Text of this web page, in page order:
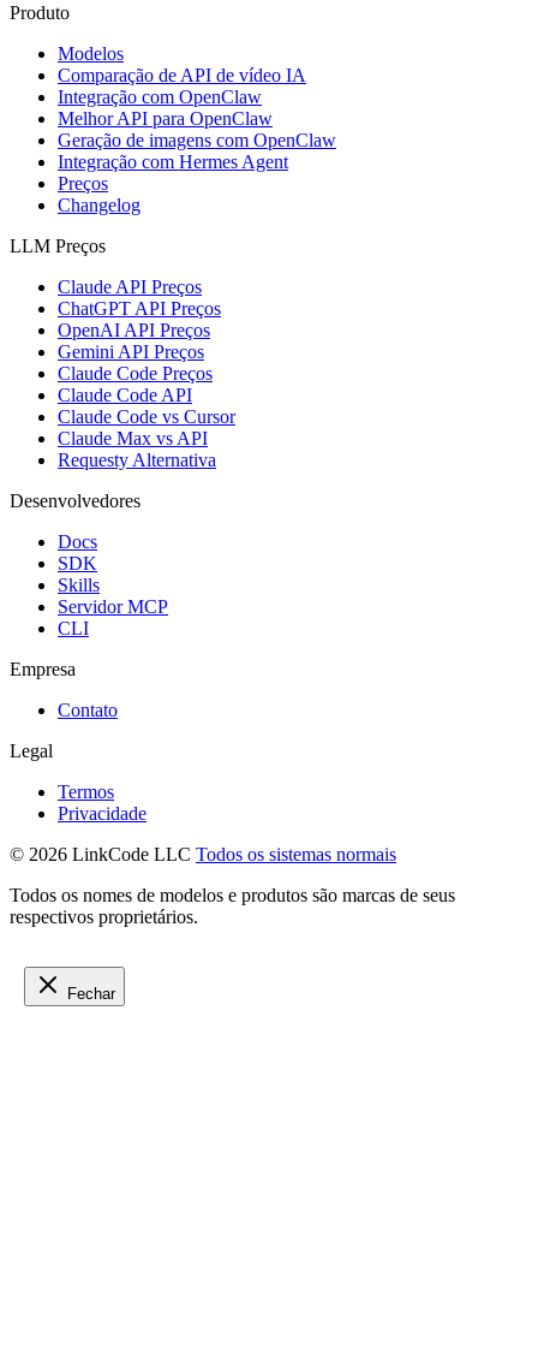
Produto
Modelos
Comparação de API de vídeo IA
Integração com OpenClaw
Melhor API para OpenClaw
Geração de imagens com OpenClaw
Integração com Hermes Agent
Preços
Changelog
LLM Preços
Claude API Preços
ChatGPT API Preços
OpenAI API Preços
Gemini API Preços
Claude Code Preços
Claude Code API
Claude Code vs Cursor
Claude Max vs API
Requesty Alternativa
Desenvolvedores
Docs
SDK
Skills
Servidor MCP
CLI
Empresa
Contato
Legal
Termos
Privacidade
© 2026 LinkCode LLC Todos os sistemas normais
Todos os nomes de modelos e produtos são marcas de seus
respectivos proprietários.
Fechar